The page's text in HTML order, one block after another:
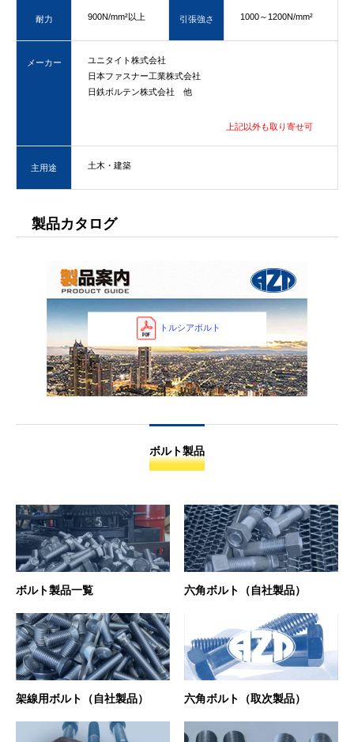
耐力 900N/mm²以上 引張強さ 1000～1200N/mm²
メーカー
ユニタイト株式会社
日本ファスナー工業株式会社
日鉄ボルテン株式会社 他
上記以外も取り寄せ可
主用途 土木・建築
製品カタログ
トルシアボルト
ボルト製品
ボルト製品一覧 六角ボルト（自社製品）
架線用ボルト（自社製品） 六角ボルト（取次製品）